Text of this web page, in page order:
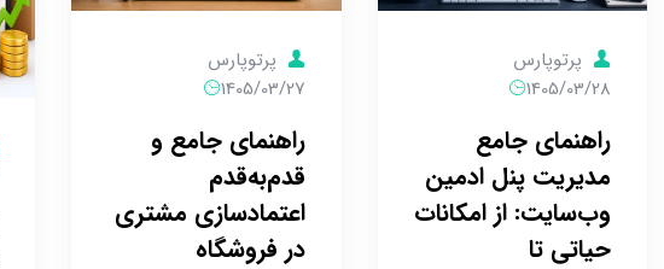
پرتوپارس
1405/03/28
راهنمای جامع
مدیریت پنل ادمین
وب‌سایت: از امکانات
حیاتی تا
پرتوپارس
1405/03/27
راهنمای جامع و
قدم‌به‌قدم
اعتمادسازی مشتری
در فروشگاه